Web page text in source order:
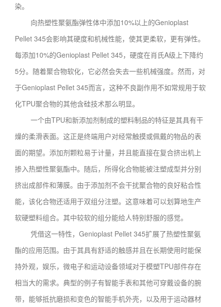
染。
向热塑性聚氨酯弹性体中添加10%以上的Genioplast
Pellet 345会影响其硬度和机械性能，使其更柔软，更有弹性。
每添加10%的Genioplast Pellet 345，硬度在肖氏A级上下降约
5分。随着聚合物软化，它必然会失去一些机械强度。然而，对
于Genioplast Pellet 345而言，这种不良副作用不如常规用于软
化TPU聚合物的其他含硅技术那么明显。
一个由TPU和新添加剂制成的塑料制品的特征是其具有干
燥的柔滑表面。这正是终端用户对经常触摸或佩戴的物品的表
面的期望。添加剂颗粒易于计量，并且能直接在复合挤出机上
掺入热塑性聚氨酯中。随后，所得化合物能被注塑成型并分别
挤出成部件和薄膜。由于添加剂不会干扰聚合物的良好粘合性
能，该化合物还适用于双组分注塑。这意味着可以划算地生产
软硬塑料组合。其中较软的组分能给人特别舒服的感觉。
凭借这一特性，Genioplast Pellet 345扩展了热塑性聚氨
酯的应用范围。由于其具有舒适的触感并且在长期使用时能保
持外观，娱乐，微电子和运动设备领域对于模塑TPU部件存在
相当大的需求。典型的例子有智能手表和其他可穿戴设备的腕
带，能够抵抗磨损和变色的智能手机外壳，以及用于运动器材